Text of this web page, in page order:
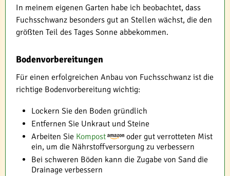
In meinem eigenen Garten habe ich beobachtet, dass
Fuchsschwanz besonders gut an Stellen wächst, die den
größten Teil des Tages Sonne abbekommen.
Bodenvorbereitungen
Für einen erfolgreichen Anbau von Fuchsschwanz ist die
richtige Bodenvorbereitung wichtig:
Lockern Sie den Boden gründlich
Entfernen Sie Unkraut und Steine
Arbeiten Sie Kompost
oder gut verrotteten Mist
ein, um die Nährstoffversorgung zu verbessern
Bei schweren Böden kann die Zugabe von Sand die
Drainage verbessern